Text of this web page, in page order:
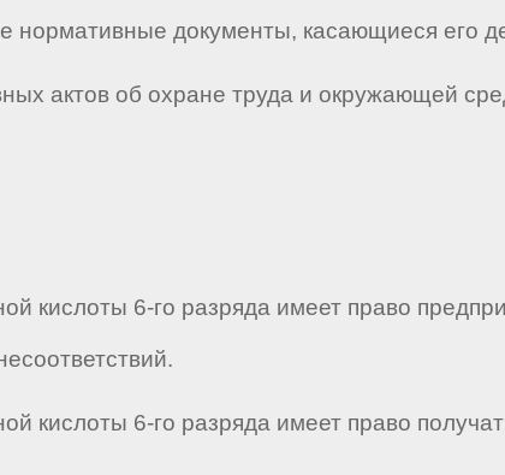
нормативные документы, касающиеся его
актов об охране труда и окружающей
кислоты 6-го разряда имеет право
кислоты 6-го разряда имеет право